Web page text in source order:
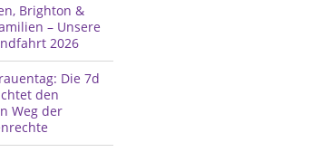
Brighton &
– Unsere
2026
Die 7d
den
Weg der